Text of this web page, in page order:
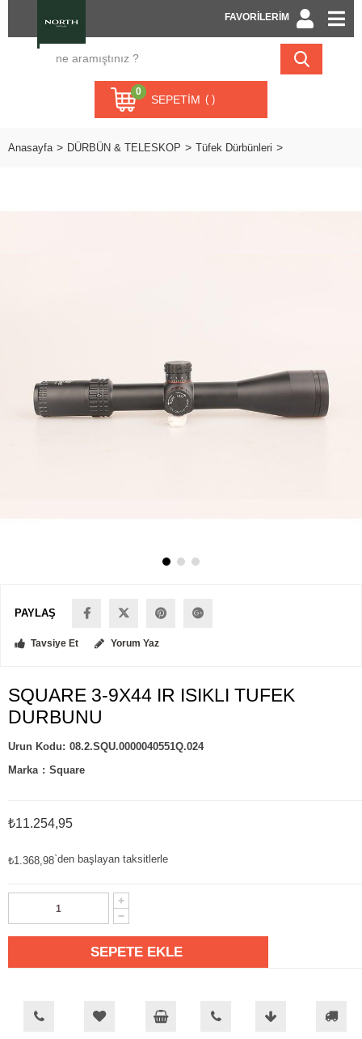
FAVORİLERİM
SEPETIM
0
Anasayfa DÜRBÜN & TELESKOP Tüfek Dürbünleri
PAYLAŞ
Tavsiye Et Yorum Yaz
SQUARE 3-9X44 IR ISIKLI TUFEK
DURBUNU
08.2.SQU.0000040551Q.024
Marka : Square
₺11.254,95
₺1.368,98`den başlayan taksitlerle